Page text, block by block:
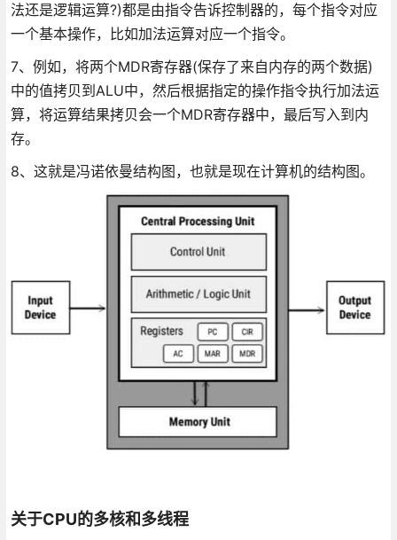
法还是逻辑运算?)都是由指令告诉控制器的，每个指令对应
一个基本操作，比如加法运算对应一个指令。
7、例如，将两个MDR寄存器(保存了来自内存的两个数据)
中的值拷贝到ALU中，然后根据指定的操作指令执行加法运
算，将运算结果拷贝会一个MDR寄存器中，最后写入到内
存。
8、这就是冯诺依曼结构图，也就是现在计算机的结构图。
关于CPU的多核和多线程